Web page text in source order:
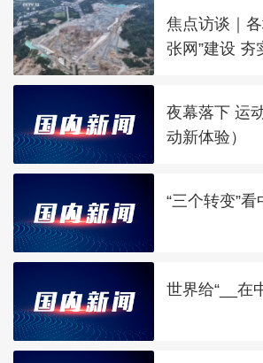
焦点访谈｜
张网”建设 夯
夜幕落下 运
动新体验）
“三个转变”看
世界给“__在